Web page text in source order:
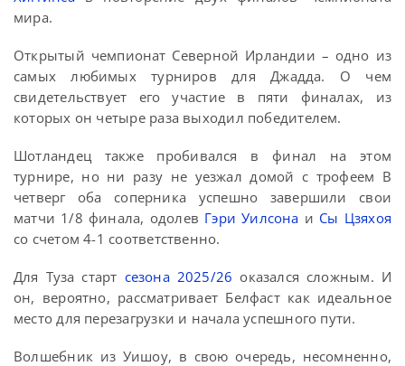
мира.
Открытый чемпионат Северной Ирландии – одно из
самых любимых турниров для Джадда. О чем
свидетельствует его участие в пяти финалах, из
которых он четыре раза выходил победителем.
Шотландец также пробивался в финал на этом
турнире, но ни разу не уезжал домой с трофеем В
четверг оба соперника успешно завершили свои
матчи 1/8 финала, одолев Гэри Уилсона и Сы Цзяхоя
со счетом 4-1 соответственно.
Для Туза старт сезона 2025/26 оказался сложным. И
он, вероятно, рассматривает Белфаст как идеальное
место для перезагрузки и начала успешного пути.
Волшебник из Уишоу, в свою очередь, несомненно,